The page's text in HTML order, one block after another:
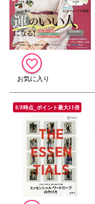
8/8時点_ポイント最大11倍